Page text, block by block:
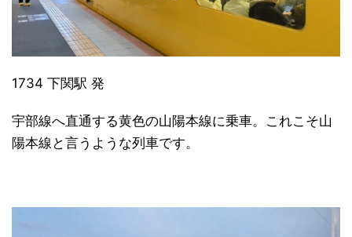
1734 下関駅 発
宇部線へ直通する黄色の山陽本線に乗車。これこそ山
陽本線と言うような列車です。